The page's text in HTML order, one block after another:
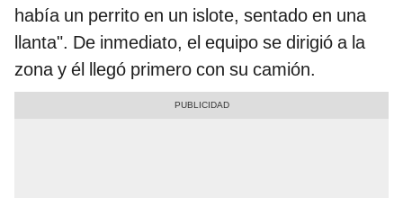
había un perrito en un islote, sentado en una
llanta". De inmediato, el equipo se dirigió a la
zona y él llegó primero con su camión.